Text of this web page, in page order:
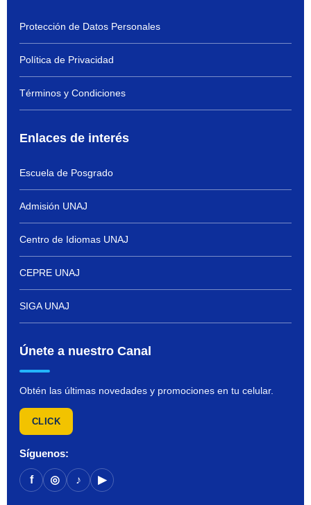
Protección de Datos Personales
Política de Privacidad
Términos y Condiciones
Enlaces de interés
Escuela de Posgrado
Admisión UNAJ
Centro de Idiomas UNAJ
CEPRE UNAJ
SIGA UNAJ
Únete a nuestro Canal
Obtén las últimas novedades y promociones en tu celular.
CLICK
Síguenos:
f ◎ ♪ ▶